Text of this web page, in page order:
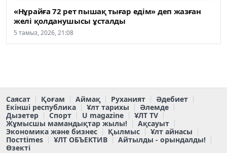
«Нұрайға 72 рет пышақ тығар едім» деп жазған
желі қолданушысы ұсталды
5 тамыз, 2026, 21:08
Саясат Қоғам Аймақ Руханият
Әдебиет
Екінші республика
Ұлт тарихы
Әлемде
Дызетер
Спорт U magazine
ҰЛТ TV
Жұмысшы мамандықтар жылы!
Ақсауыт
Экономика және бизнес
Қылмыс
Ұлт айнасы
Постtimes
ҰЛТ ОБЪЕКТИВ
Айтылды - орындалды!
Өзекті